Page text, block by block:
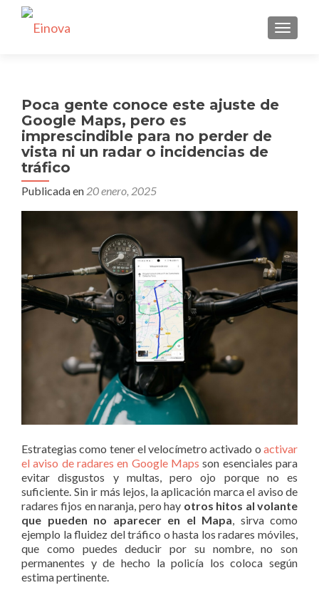
Poca gente conoce este ajuste de
Google Maps, pero es
imprescindible para no perder de
vista ni un radar o incidencias de
tráfico
Publicada en 20 enero, 2025
Estrategias como tener el velocímetro activado o activar
el aviso de radares en Google Maps son esenciales para
evitar disgustos y multas, pero ojo porque no es
suficiente. Sin ir más lejos, la aplicación marca el aviso de
radares fijos en naranja, pero hay otros hitos al volante
que pueden no aparecer en el Mapa , sirva como
ejemplo la fluidez del tráfico o hasta los radares móviles,
que como puedes deducir por su nombre, no son
permanentes y de hecho la policía los coloca según
estima pertinente.